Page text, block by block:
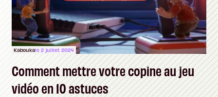
Kaboukale 2 juillet 2024
Comment mettre votre copine au jeu
vidéo en 10 astuces